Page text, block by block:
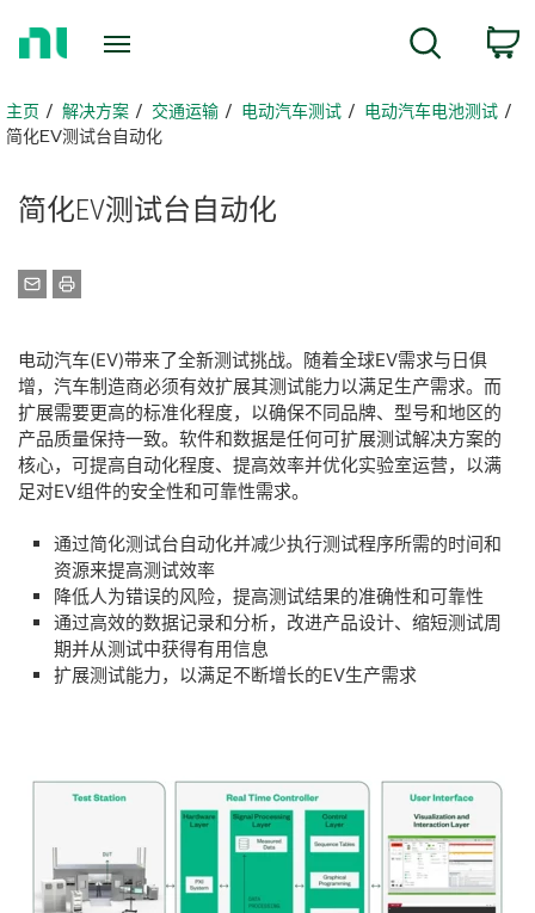
页主页 解决方案 交通运输 电动汽车测试
电动汽车电池测试
简化EV测试台自动化
简化EV测试台 自动化
​电动汽车(EV)带来了全新测试挑战。随着全球EV需求与日俱
增，汽车制造商必须有效扩展其测试能力以满足生产需求。而
扩展需要更高的标准化程度，以确保不同品牌、型号和地区的
产品质量保持一致。软件和数据是任何可扩展测试解决方案的
核心，可提高自动化程度、提高效率并优化实验室运营，以满
足对EV组件的安全性和可靠性需求。​
​​​通过简化测试台自动化并减少执行测试程序所需的时间和
资源来提高测试效率
​​​降低人为错误的风险，提高测试结果的准确性和可靠性
​通过高效的数据记录和分析，改进产品设计、缩短测试周
期并从测试中获得有用信息
​扩展测试能力，以满足不断增长的EV生产需求​​